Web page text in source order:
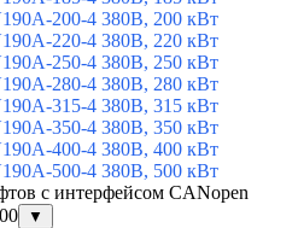
200-4 380В, 200 кВт
220-4 380В, 220 кВт
250-4 380В, 250 кВт
280-4 380В, 280 кВт
315-4 380В, 315 кВт
350-4 380В, 350 кВт
400-4 380В, 400 кВт
500-4 380В, 500 кВт
с интерфейсом CANopen
▼